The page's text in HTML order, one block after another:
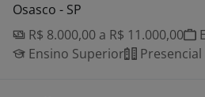
Osasco - SP
R$ 8.000,00 a R$ 11.000,00
Ensino Superior
Presencial